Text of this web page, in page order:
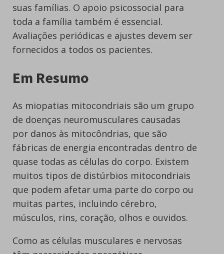
suas famílias. O apoio psicossocial para
toda a família também é essencial.
Avaliações periódicas e ajustes devem ser
fornecidos a todos os pacientes.
Em Resumo
As miopatias mitocondriais são um grupo
de doenças neuromusculares causadas
por danos às mitocôndrias, que são
fábricas de energia encontradas dentro de
quase todas as células do corpo. Existem
muitos tipos de distúrbios mitocondriais
que podem afetar uma parte do corpo ou
muitas partes, incluindo cérebro,
músculos, rins, coração, olhos e ouvidos.
Como as células musculares e nervosas